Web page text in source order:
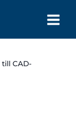
CAD-